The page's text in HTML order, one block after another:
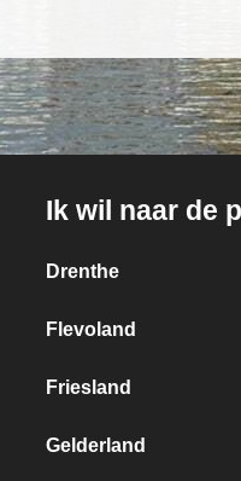
Ik wil naar de
Drenthe
Flevoland
Friesland
Gelderland